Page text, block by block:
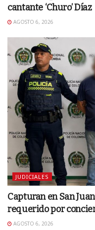
cantante ‘Churo’ Díaz
AGOSTO 6, 2026
JUDICIALES
Capturan en San
requerido por
AGOSTO 6, 2026